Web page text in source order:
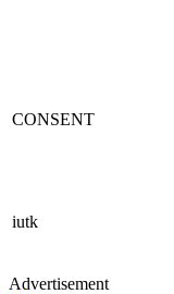
CONSENT
iutk
Advertisement